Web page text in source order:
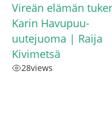
Vireän elämän
Karin Havupuu-
uutejuoma | Raija
Kivimetsä
28views